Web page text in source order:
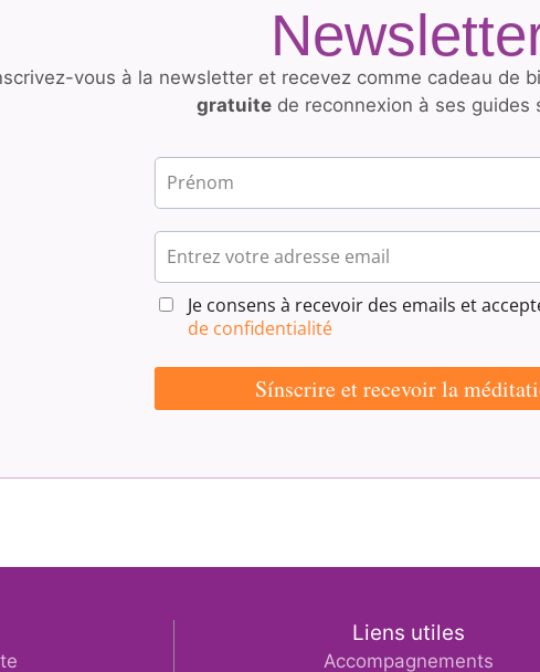
vous à la newsletter et recevez comme cadeau de
gratuite de reconnexion à ses guides
Liens utiles
Accompagnements